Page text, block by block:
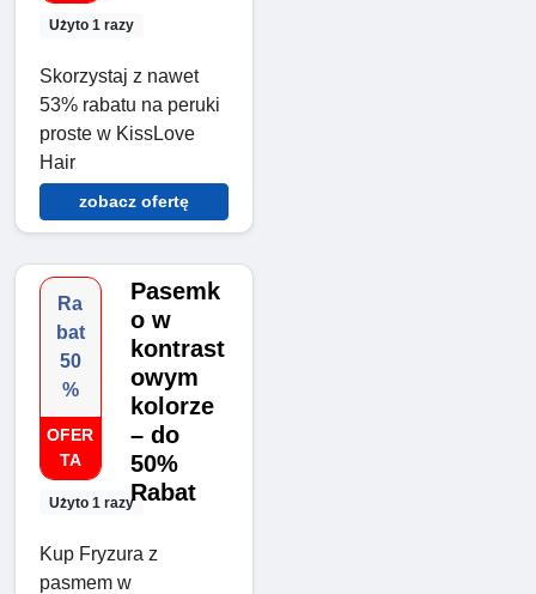
Użyto 1 razy
Skorzystaj z nawet
53% rabatu na peruki
proste w KissLove
Hair
zobacz ofertę
Ra
bat
50
%
OFER
TA
Użyto 1 razy
Pasemk
o w
kontrast
owym
kolorze
– do
50%
Rabat
Kup Fryzura z
pasmem w